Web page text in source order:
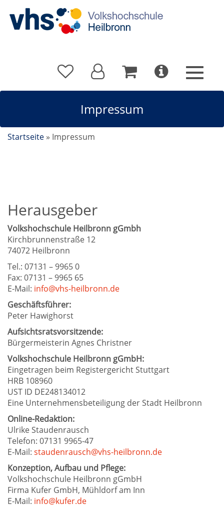
Impressum
Startseite » Impressum
Herausgeber
Volkshochschule Heilbronn gGmbh
Kirchbrunnenstraße 12
74072 Heilbronn
Tel.: 07131 – 9965 0
Fax: 07131 – 9965 65
E-Mail: info@vhs-heilbronn.de
Geschäftsführer:
Peter Hawighorst
Aufsichtsratsvorsitzende:
Bürgermeisterin Agnes Christner
Volkshochschule Heilbronn gGmbH:
Eingetragen beim Registergericht Stuttgart
HRB 108960
UST ID DE248134012
Eine Unternehmensbeteiligung der Stadt Heilbronn
Online-Redaktion:
Ulrike Staudenrausch
Telefon: 07131 9965-47
E-Mail: staudenrausch@vhs-heilbronn.de
Konzeption, Aufbau und Pflege:
Volkshochschule Heilbronn gGmbH
Firma Kufer GmbH, Mühldorf am Inn
E-Mail: info@kufer.de